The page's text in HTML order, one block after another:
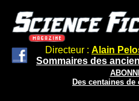
Directeur : Alain
Sommaires des
Des centaines